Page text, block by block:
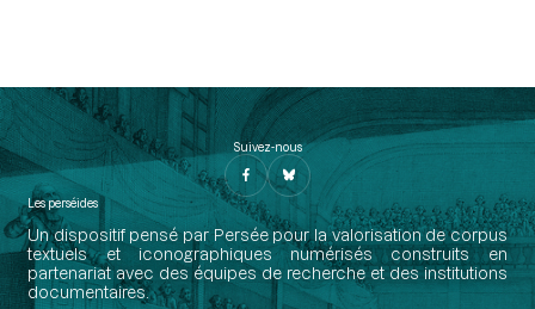
Suivez-nous
Les perséides
Un dispositif pensé par Persée pour la valorisation de corpus
textuels et iconographiques numérisés construits en
partenariat avec des équipes de recherche et des institutions
documentaires.